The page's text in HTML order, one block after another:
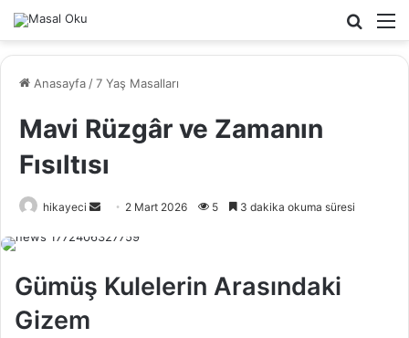
Arama
Anasayfa /7 Yaş Masalları
Mavi Rüzgâr ve Zamanın
Fısıltısı
hikayeci 2 Mart 2026 5 3 dakika okuma süresi
Gümüş Kulelerin Arasındaki
Gizem